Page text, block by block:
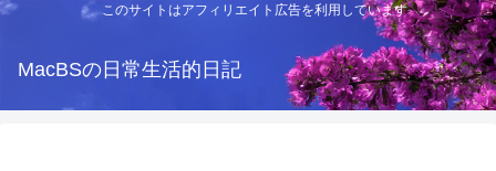
このサイトはアフィリエイト広告を利用しています
MacBSの日常生活的日記